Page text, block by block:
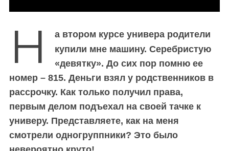
Н
а втором курсе универа родители
купили мне машину. Серебристую
«девятку». До сих пор помню ее
номер – 815. Деньги взял у родственников в
рассрочку. Как только получил права,
первым делом подъехал на своей тачке к
универу. Представляете, как на меня
смотрели одногруппники? Это было